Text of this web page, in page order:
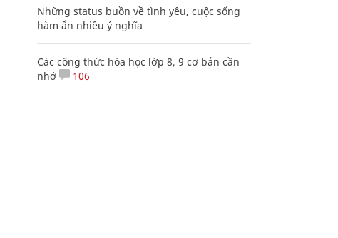
Những status buồn về tình yêu, cuộc sống
hàm ẩn nhiều ý nghĩa
Các công thức hóa học lớp 8, 9 cơ bản cần
nhớ
106